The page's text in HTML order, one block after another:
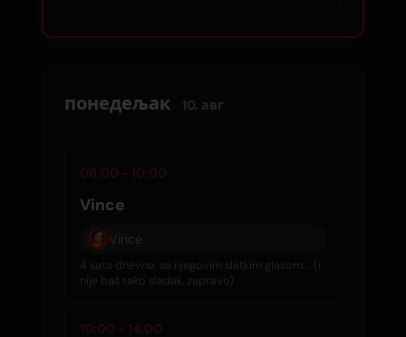
понедељак 10. авг
06:00 - 10:00
Vince
Vince
4 sata dnevno, sa njegovim slatkim glasom... (i
nije baš tako sladak, zapravo)
10:00 - 14:00